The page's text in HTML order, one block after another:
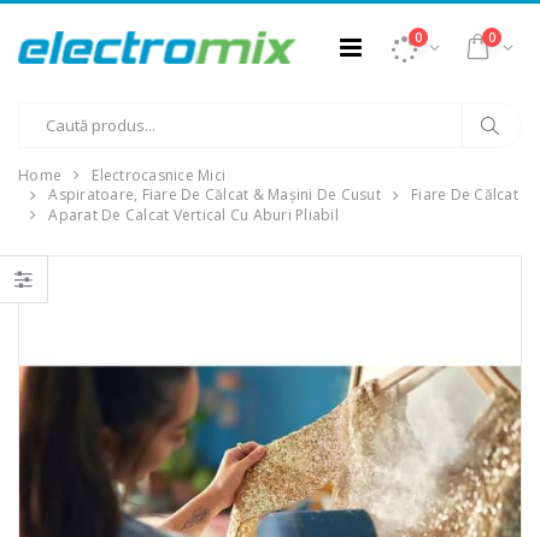
0 0
Home
Electrocasnice Mici
Aspiratoare, Fiare De Călcat & Mașini De Cusut
Fiare De Călcat
Aparat De Calcat Vertical Cu Aburi Pliabil